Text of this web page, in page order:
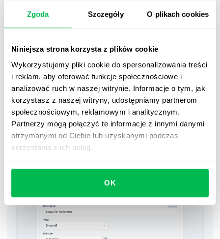
Zgoda Szczegóły O plikach cookies
Niniejsza strona korzysta z plików cookie
Wykorzystujemy pliki cookie do spersonalizowania treści
i reklam, aby oferować funkcje społecznościowe i
analizować ruch w naszej witrynie. Informacje o tym, jak
korzystasz z naszej witryny, udostępniamy partnerom
społecznościowym, reklamowym i analitycznym.
Partnerzy mogą połączyć te informacje z innymi danymi
otrzymanymi od Ciebie lub uzyskanymi podczas
korzystania z ich usług.
OK
otrzyma on wiadomość e-mail i powiadomienie w
Po przesłaniu naliczenia premii, informacje
w profilu pracownika oraz w miesięcznym raporcie
płacowym jako dodatki do wynagrodzenia. Dla
większej wygody wszystkie informacje możesz
również wyeksportować jako plik Excel lub CSV.
Przesyłanie formularza aktualizacji bonusu